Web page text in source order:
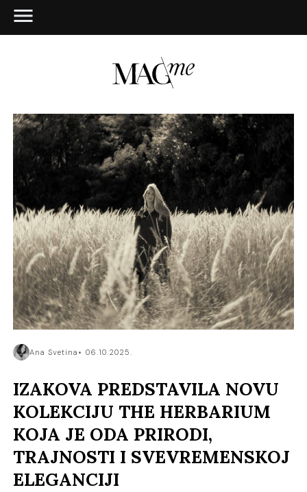
Ana Svetina 06.10.2025.
IZAKOVA PREDSTAVILA NOVU
KOLEKCIJU THE HERBARIUM
KOJA JE ODA PRIRODI,
TRAJNOSTI I SVEVREMENSKOJ
ELEGANCIJI